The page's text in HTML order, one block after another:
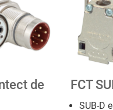
de
FCT
SUB-D